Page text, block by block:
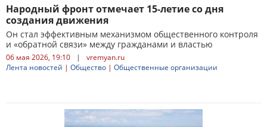
Народный фронт отмечает 15-летие со дня
создания движения
Он стал эффективным механизмом общественного контроля
и «обратной связи» между гражданами и властью
06 мая 2026, 19:10 |
vremyan.ru
Лента новостей | Общество | Общественные организации